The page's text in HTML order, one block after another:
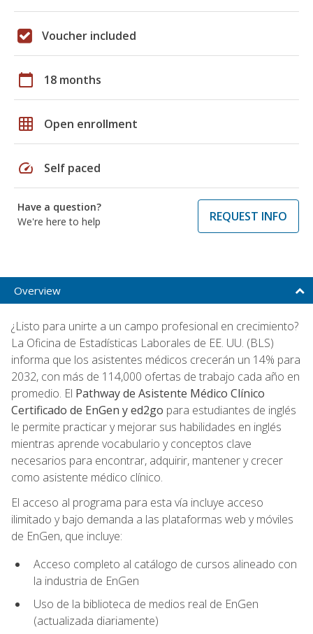
Voucher included
calendar_today 18 months
grid_on Open enrollment
speed Self paced
Have a question?
We're here to help
REQUEST INFO
Overview
¿Listo para unirte a un campo profesional en crecimiento?
La Oficina de Estadísticas Laborales de EE. UU. (BLS)
informa que los asistentes médicos crecerán un 14% para
2032, con más de 114,000 ofertas de trabajo cada año en
promedio. El Pathway de Asistente Médico Clínico
Certificado de EnGen y ed2go para estudiantes de inglés
le permite practicar y mejorar sus habilidades en inglés
mientras aprende vocabulario y conceptos clave
necesarios para encontrar, adquirir, mantener y crecer
como asistente médico clínico.
El acceso al programa para esta vía incluye acceso
ilimitado y bajo demanda a las plataformas web y móviles
de EnGen, que incluye:
Acceso completo al catálogo de cursos alineado con
la industria de EnGen
Uso de la biblioteca de medios real de EnGen
(actualizada diariamente)